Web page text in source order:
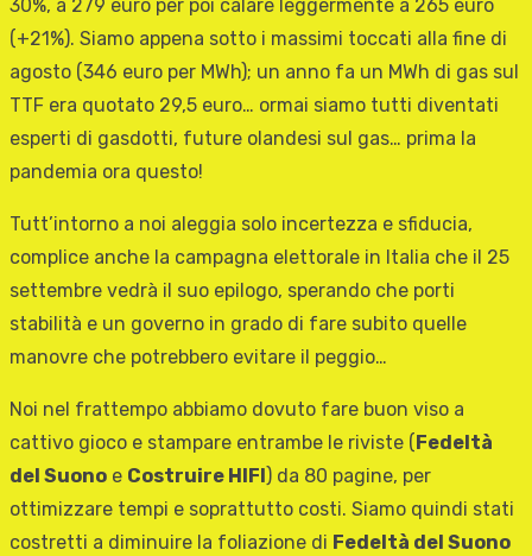
30%, a 279 euro per poi calare leggermente a 265 euro
(+21%). Siamo appena sotto i massimi toccati alla fine di
agosto (346 euro per MWh); un anno fa un MWh di gas sul
TTF era quotato 29,5 euro… ormai siamo tutti diventati
esperti di gasdotti, future olandesi sul gas… prima la
pandemia ora questo!
Tutt’intorno a noi aleggia solo incertezza e sfiducia,
complice anche la campagna elettorale in Italia che il 25
settembre vedrà il suo epilogo, sperando che porti
stabilità e un governo in grado di fare subito quelle
manovre che potrebbero evitare il peggio…
Noi nel frattempo abbiamo dovuto fare buon viso a
cattivo gioco e stampare entrambe le riviste ( Fedeltà
del Suono e Costruire HIFI ) da 80 pagine, per
ottimizzare tempi e soprattutto costi. Siamo quindi stati
costretti a diminuire la foliazione di Fedeltà del Suono